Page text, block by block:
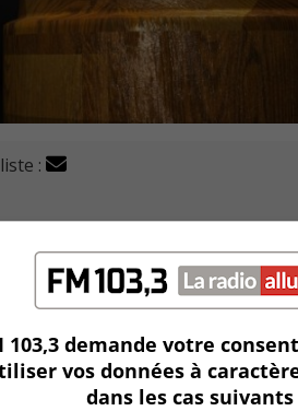
:
de Longueuil reconnaissant
à infliger des châtiments
justice de Longueuil lundi et à la
moins 25 ans sur leurs huit
103,3 demande votre
vos données à
dans les cas suivants